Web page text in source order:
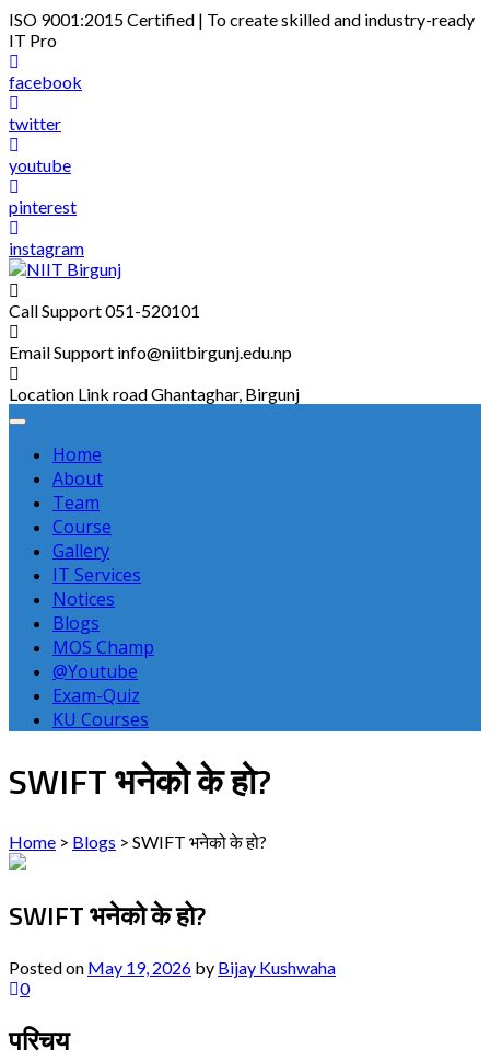
Skip
to
content
ISO 9001:2015 Certified | To create skilled and industry-ready
IT Pro
facebook
twitter
youtube
pinterest
instagram
Call Support051-520101
Email Support info@niitbirgunj.edu.np
Location Link road Ghantaghar, Birgunj
Home
About
Team
Course
Gallery
IT Services
Notices
Blogs
MOS Champ
@Youtube
Exam-Quiz
KU Courses
SWIFT भनेको के हो?
Home > Blogs > SWIFT भनेको के हो?
SWIFT भनेको के हो?
Posted on May 19, 2026 by Bijay Kushwaha
0
परिचय